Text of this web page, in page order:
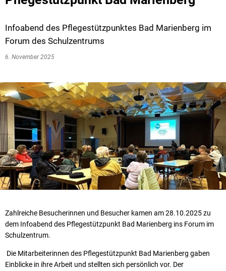
Infoabend des Pflegestützpunktes Bad Marienberg im
Forum des Schulzentrums
6. November 2025
Zahlreiche Besucherinnen und Besucher kamen am 28.10.2025 zu
dem Infoabend des Pflegestützpunkt Bad Marienberg ins Forum im
Schulzentrum.
Die Mitarbeiterinnen des Pflegestützpunkt Bad Marienberg gaben
Einblicke in ihre Arbeit und stellten sich persönlich vor. Der